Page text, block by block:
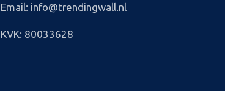
Email: info@trendingwall.nl
KVK: 80033628